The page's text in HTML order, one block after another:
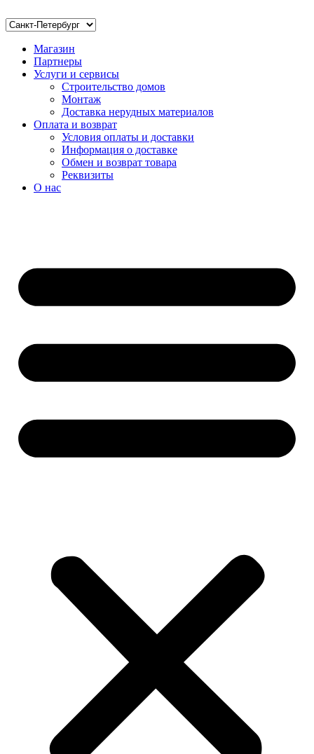
Магазин
Партнеры
Услуги и сервисы
Строительство домов
Монтаж
Доставка нерудных материалов
Оплата и возврат
Условия оплаты и доставки
Информация о доставке
Обмен и возврат товара
Реквизиты
О нас